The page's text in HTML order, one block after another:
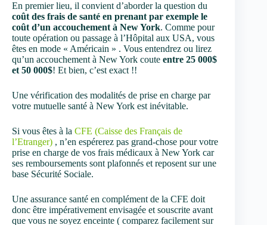
En premier lieu, il convient d’aborder la question du
coût des frais de santé en prenant par exemple le
coût d’un accouchement à New York. Comme pour
toute opération ou passage à l’Hôpital aux USA, vous
êtes en mode « Américain » . Vous entendrez ou lirez
qu’un accouchement à New York coute entre 25 000$
et 50 000$! Et bien, c’est exact !!
Une vérification des modalités de prise en charge par
votre mutuelle santé à New York est inévitable.
Si vous êtes à la CFE (Caisse des Français de
l’Etranger) , n’en espérerez pas grand-chose pour votre
prise en charge de vos frais médicaux à New York car
ses remboursements sont plafonnés et reposent sur une
base Sécurité Sociale.
Une assurance santé en complément de la CFE doit
donc être impérativement envisagée et souscrite avant
que vous ne soyez enceinte ( comparez facilement sur